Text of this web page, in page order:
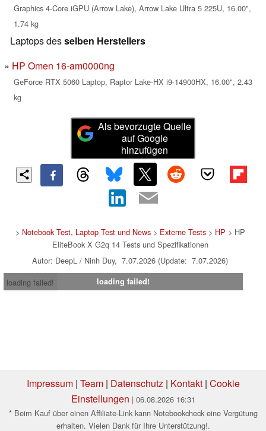
Graphics 4-Core iGPU (Arrow Lake), Arrow Lake Ultra 5 225U, 16.00",
1.74 kg
Laptops desselben Herstellers
HP Omen 16-am0000ng
GeForce RTX 5060 Laptop, Raptor Lake-HX i9-14900HX, 16.00", 2.43
kg
Als bevorzugte Quelle
auf Google
hinzufügen
> Notebook Test, Laptop Test und News> Externe Tests> HP > HP
EliteBook X G2q 14 Tests und Spezifikationen
Autor: DeepL / Ninh Duy, 7.07.2026 (Update: 7.07.2026)
loading failed!
loading failed!
Impressum| Team| Datenschutz| Kontakt| Cookie
Einstellungen | 06.08.2026 16:31
* Beim Kauf über einen Affiliate-Link kann Notebookcheck eine Vergütung
erhalten. Vielen Dank für Ihre Unterstützung!.